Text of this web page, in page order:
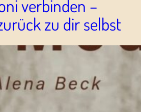
verbinden –
zu dir selbst